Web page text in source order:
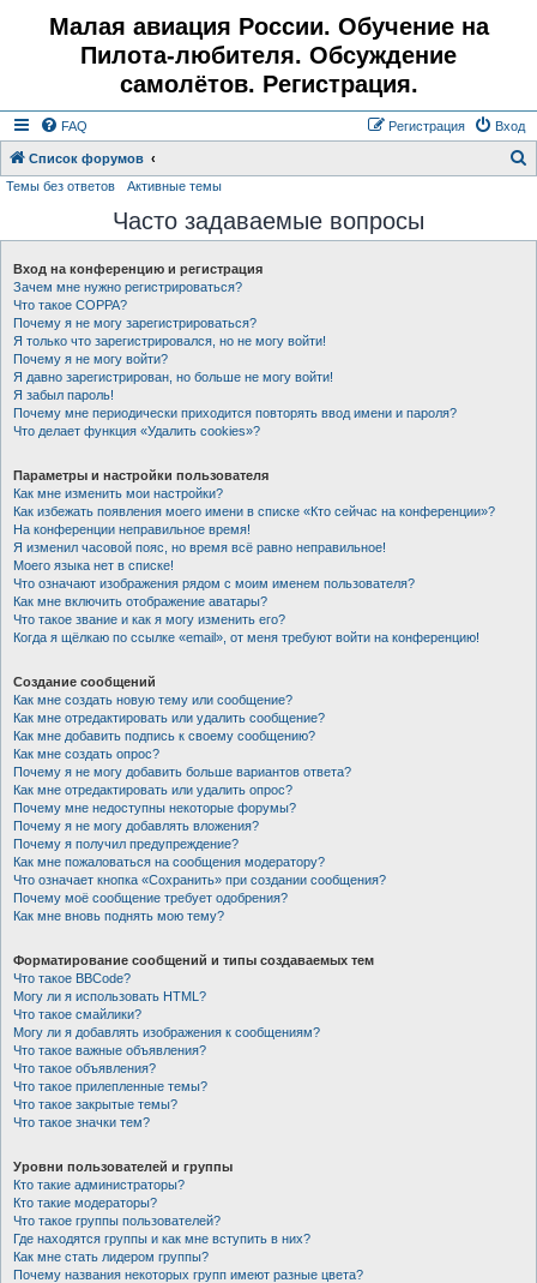
Малая авиация России. Обучение на
Пилота-любителя. Обсуждение
самолётов. Регистрация.
FAQ Вход
Регистрация
Список форумов
с
Темы без ответов Активные темы
Часто задаваемые вопросы
Вход на конференцию и регистрация
Зачем мне нужно регистрироваться?
Что такое COPPA?
Почему я не могу зарегистрироваться?
Я только что зарегистрировался, но не могу войти!
Почему я не могу войти?
Я давно зарегистрирован, но больше не могу войти!
Я забыл пароль!
Почему мне периодически приходится повторять ввод имени и пароля?
Что делает функция «Удалить cookies»?
Параметры и настройки пользователя
Как мне изменить мои настройки?
Как избежать появления моего имени в списке «Кто сейчас на конференции»?
На конференции неправильное время!
Я изменил часовой пояс, но время всё равно неправильное!
Моего языка нет в списке!
Что означают изображения рядом с моим именем пользователя?
Как мне включить отображение аватары?
Что такое звание и как я могу изменить его?
Когда я щёлкаю по ссылке «email», от меня требуют войти на конференцию!
Создание сообщений
Как мне создать новую тему или сообщение?
Как мне отредактировать или удалить сообщение?
Как мне добавить подпись к своему сообщению?
Как мне создать опрос?
Почему я не могу добавить больше вариантов ответа?
Как мне отредактировать или удалить опрос?
Почему мне недоступны некоторые форумы?
Почему я не могу добавлять вложения?
Почему я получил предупреждение?
Как мне пожаловаться на сообщения модератору?
Что означает кнопка «Сохранить» при создании сообщения?
Почему моё сообщение требует одобрения?
Как мне вновь поднять мою тему?
Форматирование сообщений и типы создаваемых тем
Что такое BBCode?
Могу ли я использовать HTML?
Что такое смайлики?
Могу ли я добавлять изображения к сообщениям?
Что такое важные объявления?
Что такое объявления?
Что такое прилепленные темы?
Что такое закрытые темы?
Что такое значки тем?
Уровни пользователей и группы
Кто такие администраторы?
Кто такие модераторы?
Что такое группы пользователей?
Где находятся группы и как мне вступить в них?
Как мне стать лидером группы?
Почему названия некоторых групп имеют разные цвета?